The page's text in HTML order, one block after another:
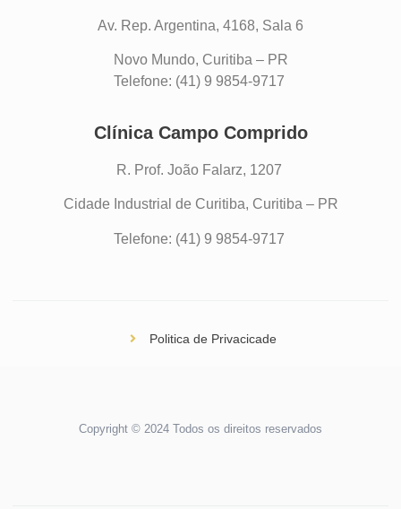
Av. Rep. Argentina, 4168, Sala 6
Novo Mundo, Curitiba – PR
Telefone: (41) 9 9854-9717
Clínica Campo Comprido
R. Prof. João Falarz, 1207
Cidade Industrial de Curitiba, Curitiba – PR
Telefone: (41) 9 9854-9717
Politica de Privacicade
Copyright © 2024 Todos os direitos reservados